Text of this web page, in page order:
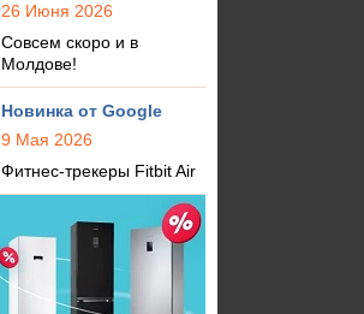
26 Июня 2026
Совсем скоро и в
Молдове!
Новинка от Google
9 Мая 2026
Фитнес-трекеры Fitbit Air